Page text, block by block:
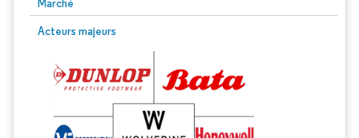
Marché
Acteurs majeurs
Image © Mordor Intelligence. La réutilisation nécessite une attribution sous CC